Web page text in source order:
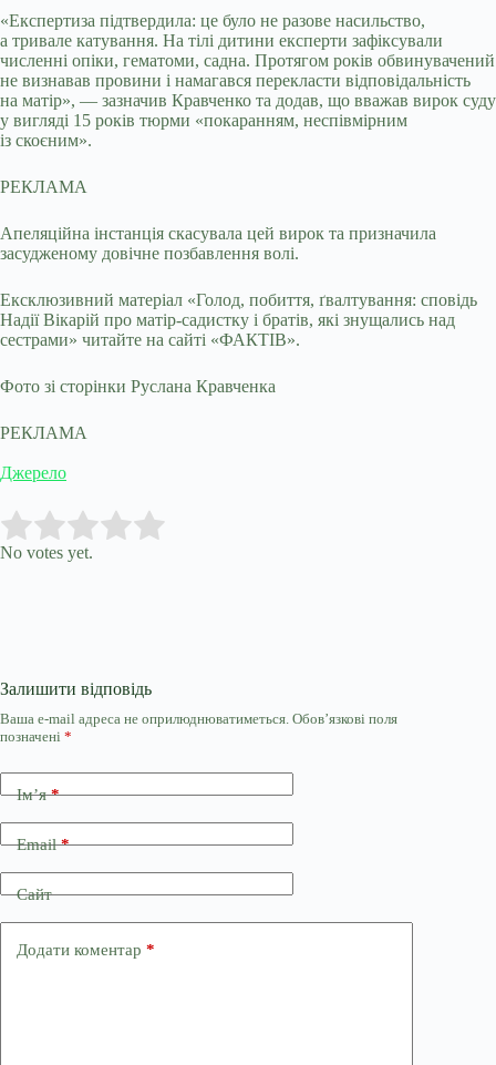
«Експертиза підтвердила: це було не разове насильство,
а тривале катування. На тілі дитини експерти зафіксували
численні опіки, гематоми, садна. Протягом років обвинувачений
не визнавав провини і намагався перекласти відповідальність
на матір», — зазначив Кравченко та додав, що вважав вирок суду
у вигляді 15 років тюрми «покаранням, неспівмірним
із скоєним».
РЕКЛАМА
Апеляційна інстанція скасувала цей вирок та призначила
засудженому довічне позбавлення волі.
Ексклюзивний матеріал «Голод, побиття, ґвалтування: сповідь
Надії Вікарій про матір-садистку і братів, які знущались над
сестрами» читайте на сайті «ФАКТІВ».
Фото зі сторінки Руслана Кравченка
РЕКЛАМА
Джерело
Rate this item:
No votes yet.
Залишити відповідь
Ваша e-mail адреса не оприлюднюватиметься. Обов’язкові поля
позначені *
Ім’я*
Email*
Сайт
Додати коментар *